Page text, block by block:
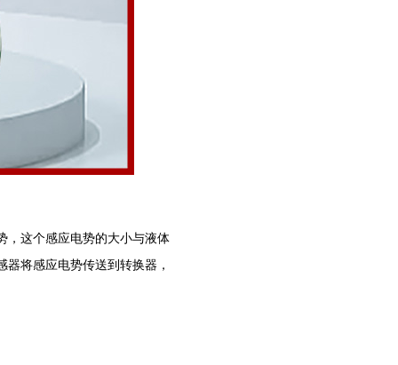
，这个感应电势的大小与液体
将感应电势传送到转换器，